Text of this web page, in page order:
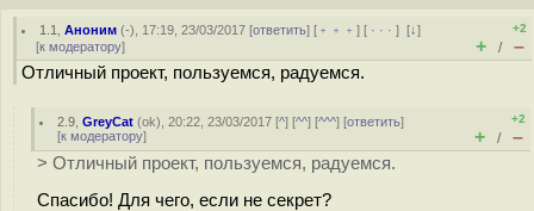
1.1 ,Аноним (-), 17:19, 23/03/2017 [ответить] [ ﹢﹢﹢] [ · · ·][↓]
[к модератору]
+2
+ / –
Отличный проект, пользуемся, радуемся.
2.9 ,GreyCat (ok), 20:22, 23/03/2017 [^] [^^] [^^^] [ответить]
[к модератору]
+2
+ / –
> Отличный проект, пользуемся, радуемся.
Спасибо! Для чего, если не секрет?